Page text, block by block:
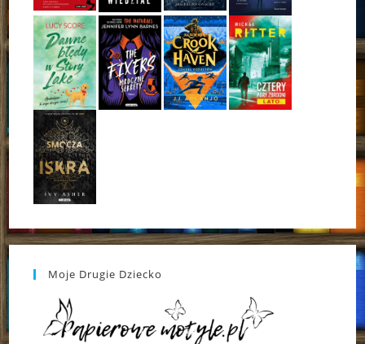
Moje Drugie Dziecko